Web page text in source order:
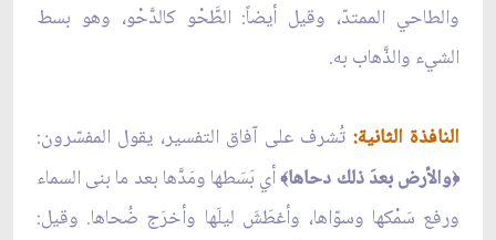
والطاحي الممتدّ، وقيل أيضاً: الطَّحْو كالدَّحْو، وهو بسط
الشيء والذَّهاب به.
النافذة الثانية: تُشرف على آفاق التفسير، يقول المفسّرون:
﴿والأرض بعدَ ذلك دحاها﴾أي بَسَطها ومَدَّها بعد ما بنى السماء
ورفع سَمْكها وسوّاها، وأغطَشَ ليلَها وأخرَج ضُحاها. وقيل: